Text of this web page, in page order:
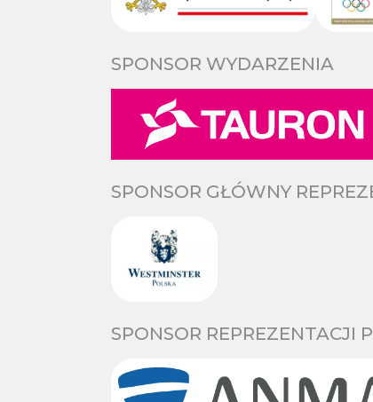
SPONSOR WYDARZENIA
SPONSOR GŁÓWNY
SPONSOR REPREZENTACJI